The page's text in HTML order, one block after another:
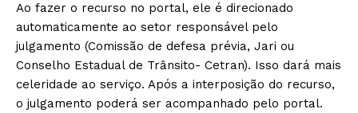
Ao fazer o recurso no portal, ele é direcionado
automaticamente ao setor responsável pelo
julgamento (Comissão de defesa prévia, Jari ou
Conselho Estadual de Trânsito- Cetran). Isso dará mais
celeridade ao serviço. Após a interposição do recurso,
o julgamento poderá ser acompanhado pelo portal.